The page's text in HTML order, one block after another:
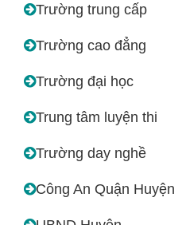
Trường trung cấp
Trường cao đẳng
Trường đại học
Trung tâm luyện thi
Trường day nghề
Công An Quận Huyện